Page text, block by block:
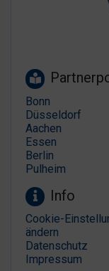
Bonn
Düsseldorf
Aachen
Essen
Berlin
Pulheim
Info
Cookie-
ändern
Datenschutz
Impressum